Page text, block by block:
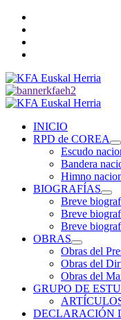
Saltar
contenido
Menú
INICIO
RPD de COREA
Escudo
Bandera
Himno
BIOGRAFÍAS
Breve
Breve
Breve
OBRAS
Obras del
Obras del
Obras del
GRUPO DE
DECLARACIÓN